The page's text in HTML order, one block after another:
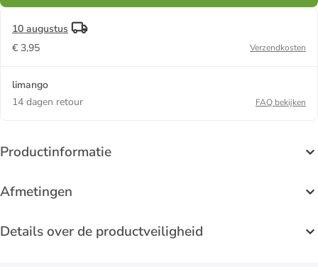
10 augustus
€ 3,95
Verzendkosten
limango
14 dagen retour
FAQ bekijken
Productinformatie
Afmetingen
Details over de productveiligheid